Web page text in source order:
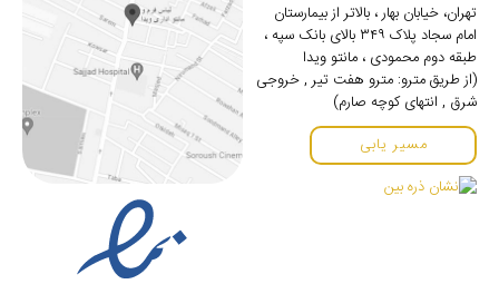
تهران، خیابان بهار ، بالاتر از بیمارستان
امام سجاد پلاک ۳۴۹ بالای بانک سپه ،
طبقه دوم محمودی ، مانتو ویدا
(از طریق مترو: مترو هفت تیر , خروجی
شرق , انتهای کوچه صارم)
مسیر یابی